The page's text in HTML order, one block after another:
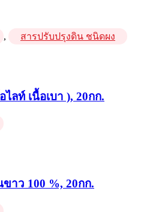
, สารปรับปรุงดิน ชนิดผง
ไลท์ เนื้อเบา ), 20กก.
าว 100 %, 20กก.